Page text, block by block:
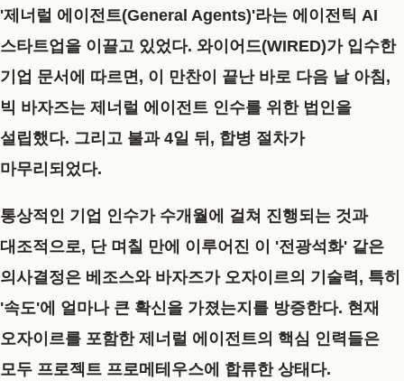
'제너럴 에이전트(General Agents)'라는 에이전틱 AI
스타트업을 이끌고 있었다. 와이어드(WIRED)가 입수한
기업 문서에 따르면, 이 만찬이 끝난 바로 다음 날 아침,
빅 바자즈는 제너럴 에이전트 인수를 위한 법인을
설립했다. 그리고 불과 4일 뒤, 합병 절차가
마무리되었다.
통상적인 기업 인수가 수개월에 걸쳐 진행되는 것과
대조적으로, 단 며칠 만에 이루어진 이 '전광석화' 같은
의사결정은 베조스와 바자즈가 오자이르의 기술력, 특히
'속도'에 얼마나 큰 확신을 가졌는지를 방증한다. 현재
오자이르를 포함한 제너럴 에이전트의 핵심 인력들은
모두 프로젝트 프로메테우스에 합류한 상태다.